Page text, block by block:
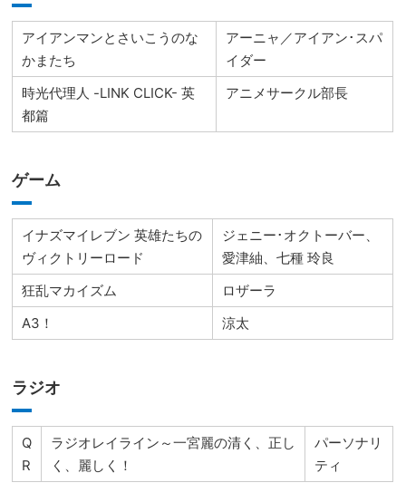
アイアンマンとさいこうのな
かまたち
アーニャ／アイアン･スパ
イダー
時光代理人 -LINK CLICK- 英
都篇
アニメサークル部長
ゲーム
イナズマイレブン 英雄たちの
ヴィクトリーロード
ジェニー･オクトーバー、
愛津紬、七種 玲良
狂乱マカイズム
ロザーラ
A3！
涼太
ラジオ
Q
R
ラジオレイライン～一宮麗の清く、正し
く、麗しく！
パーソナリ
ティ